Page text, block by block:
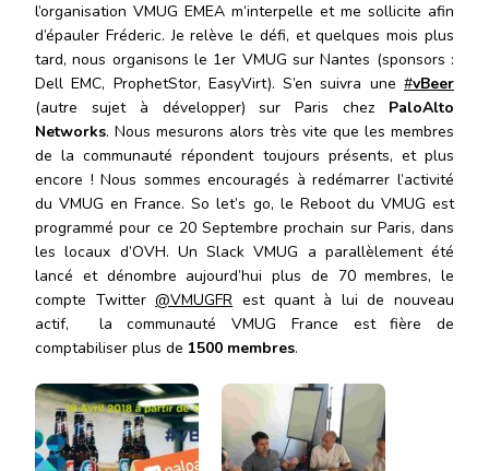
l’organisation VMUG EMEA m’interpelle et me sollicite afin
d’épauler Fréderic. Je relève le défi, et quelques mois plus
tard, nous organisons le 1er VMUG sur Nantes (sponsors :
Dell EMC, ProphetStor, EasyVirt). S’en suivra une #vBeer
(autre sujet à développer) sur Paris chez PaloAlto
Networks. Nous mesurons alors très vite que les membres
de la communauté répondent toujours présents, et plus
encore ! Nous sommes encouragés à redémarrer l’activité
du VMUG en France. So let’s go, le Reboot du VMUG est
programmé pour ce 20 Septembre prochain sur Paris, dans
les locaux d’OVH. Un Slack VMUG a parallèlement été
lancé et dénombre aujourd’hui plus de 70 membres, le
compte Twitter@VMUGFR est quant à lui de nouveau
actif, la communauté VMUG France est fière de
comptabiliser plus de 1500 membres.